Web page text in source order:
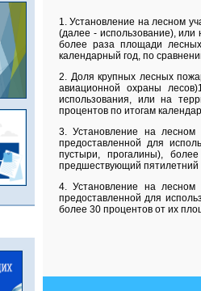
1. Установление на лесном
(далее - использование), или
более раза площади
календарный год, по
2. Доля крупных лесных
авиационной охраны
использования, или на
процентов по итогам
3. Установление на лесном
предоставленной для
пустыри, прогалины),
предшествующий пятилетний
4. Установление на лесном
предоставленной для
более 30 процентов от их